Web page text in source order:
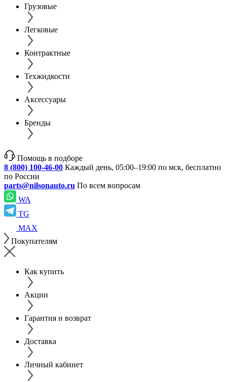
Грузовые
Легковые
Контрактные
Техжидкости
Аксессуары
Бренды
Помощь в подборе
8 (800) 100-46-00 Каждый день, 05:00–19:00 по мск, бесплатно
по России
parts@nilsonauto.ru По всем вопросам
WA
TG
MAX
Покупателям
Как купить
Акции
Гарантия и возврат
Доставка
Личный кабинет